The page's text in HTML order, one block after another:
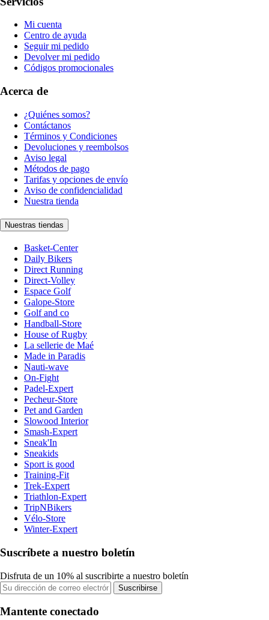
Mi cuenta
Centro de ayuda
Seguir mi pedido
Devolver mi pedido
Códigos promocionales
Acerca de
¿Quiénes somos?
Contáctanos
Términos y Condiciones
Devoluciones y reembolsos
Aviso legal
Métodos de pago
Tarifas y opciones de envío
Aviso de confidencialidad
Nuestra tienda
Nuestras tiendas
Basket-Center
Daily Bikers
Direct Running
Direct-Volley
Espace Golf
Galope-Store
Golf and co
Handball-Store
House of Rugby
La sellerie de Maé
Made in Paradis
Nauti-wave
On-Fight
Padel-Expert
Pecheur-Store
Pet and Garden
Slowood Interior
Smash-Expert
Sneak'In
Sneakids
Sport is good
Training-Fit
Trek-Expert
Triathlon-Expert
TripNBikers
Vélo-Store
Winter-Expert
Suscríbete a nuestro boletín
Disfruta de un 10% al suscribirte a nuestro boletín
Suscribirse
Mantente conectado